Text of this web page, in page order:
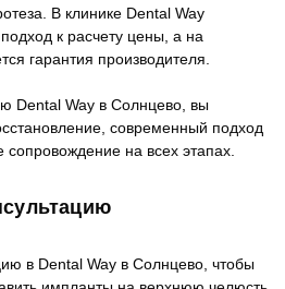
В клинике Dental Way
к расчету цены, а на
гарантия производителя.
Dental Way в Солнцево, вы
современный подход
на всех этапах.
в Dental Way в Солнцево, чтобы